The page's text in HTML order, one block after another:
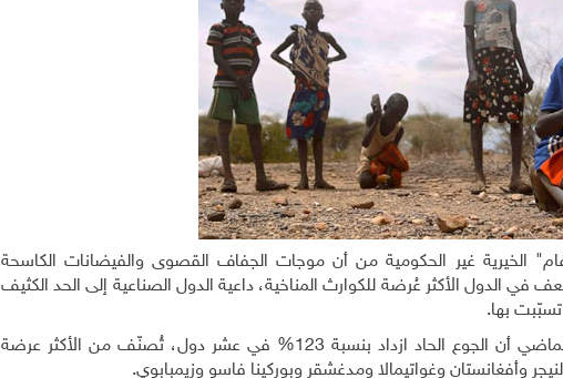
الخيرية غير الحكومية من أن موجات الجفاف القصوى والفيضانات الكاسحة
الدول الأكثر عُرضة للكوارث المناخية، داعية الدول الصناعية إلى الحد الكثيف
تسبّبت بها.
وأفادت "أوكسفام" في تقرير صدر في سبتمبر/ أيلول الماضي أن الجوع الحاد ازداد بنسبة 123% في عشر دول، تُصنّف من الأكثر عرضة
وأفغانستان وغواتيمالا ومدغشقر وبوركينا فاسو وزيمبابوي.